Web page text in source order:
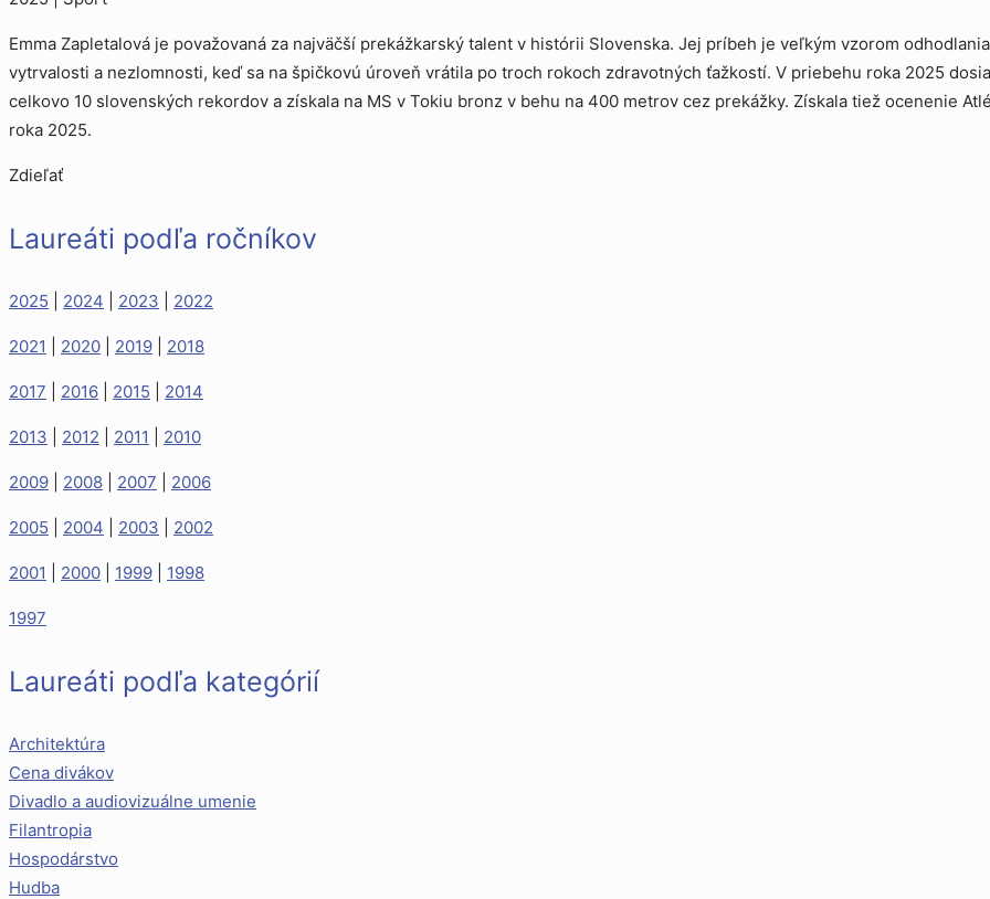
Emma Zapletalová je považovaná za najväčší prekážkarský talent v histórii Slovenska. Jej príbeh je veľkým vzorom
vytrvalosti a nezlomnosti, keď sa na špičkovú úroveň vrátila po troch rokoch zdravotných ťažkostí. V priebehu roka 2025
celkovo 10 slovenských rekordov a získala na MS v Tokiu bronz v behu na 400 metrov cez prekážky. Získala tiež ocenenie
roka 2025.
Zdieľať
Laureáti podľa ročníkov
2025 2024 2023 2022
2021 2020 2019 2018
2017 2016 2015 2014
2013 2012 2011 2010
2009 2008 2007 2006
2005 2004 2003 2002
2001 2000 1999 1998
1997
Laureáti podľa kategórií
Architektúra
Cena divákov
Divadlo a audiovizuálne umenie
Filantropia
Hospodárstvo
Hudba